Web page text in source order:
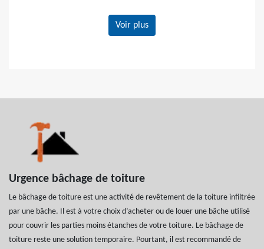
Voir plus
Urgence bâchage de toiture
Le bâchage de toiture est une activité de revêtement de la toiture infiltrée
par une bâche. Il est à votre choix d’acheter ou de louer une bâche utilisé
pour couvrir les parties moins étanches de votre toiture. Le bâchage de
toiture reste une solution temporaire. Pourtant, il est recommandé de